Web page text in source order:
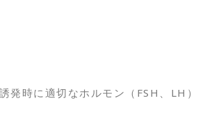
発時に適切なホルモン（FSH、LH）